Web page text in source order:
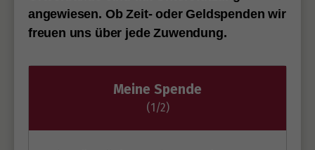
angewiesen. Ob Zeit- oder Geldspenden wir
freuen uns über jede Zuwendung.